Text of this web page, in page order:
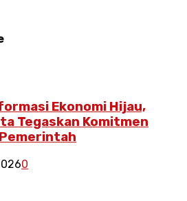
Ekonomi Hijau,
Tegaskan Komitmen
0